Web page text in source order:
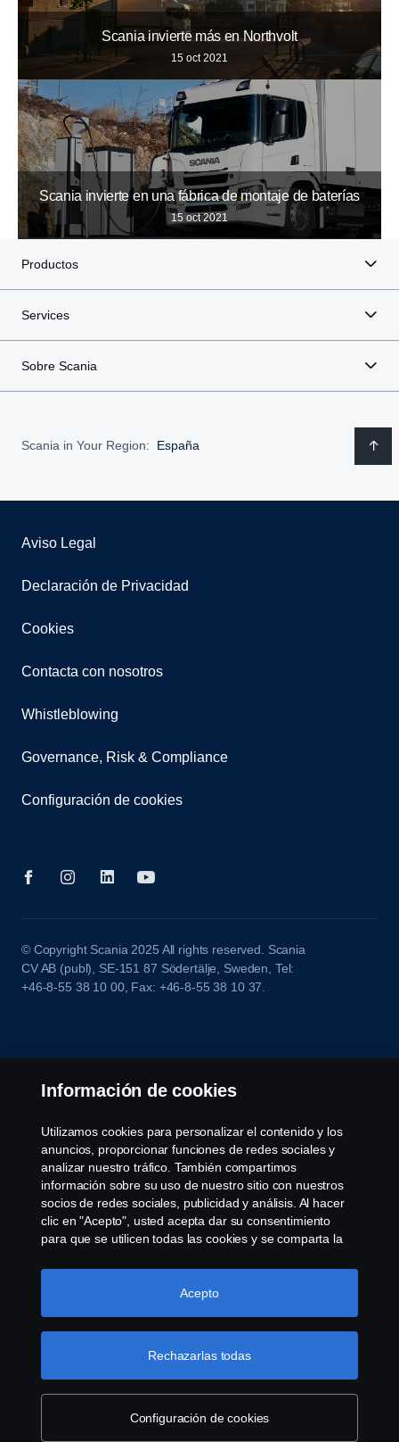
Scania invierte más en Northvolt
15 oct 2021
Scania invierte en una fábrica de montaje de baterías
15 oct 2021
Productos
Services
Sobre Scania
Scania in Your Region: España
Aviso Legal
Declaración de Privacidad
Cookies
Contacta con nosotros
Whistleblowing
Governance, Risk & Compliance
Configuración de cookies
© Copyright Scania 2025 All rights reserved. Scania
CV AB (publ), SE-151 87 Södertälje, Sweden, Tel:
+46-8-55 38 10 00, Fax: +46-8-55 38 10 37.
Información de cookies
Utilizamos cookies para personalizar el contenido y los
anuncios, proporcionar funciones de redes sociales y
analizar nuestro tráfico. También compartimos
información sobre su uso de nuestro sitio con nuestros
socios de redes sociales, publicidad y análisis. Al hacer
clic en "Acepto", usted acepta dar su consentimiento
para que se utilicen todas las cookies y se comparta la
haciendo clic en "Configuración de cookies" y
seleccionando las categorías que desea aceptar. Para
Más información sobre su privacidad
Configuración de cookies
Rechazarlas todas
Acepto